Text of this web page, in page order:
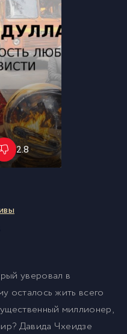
2.8
уверовал в
осталось жить всего
миллионер,
Давида Чхеидзе